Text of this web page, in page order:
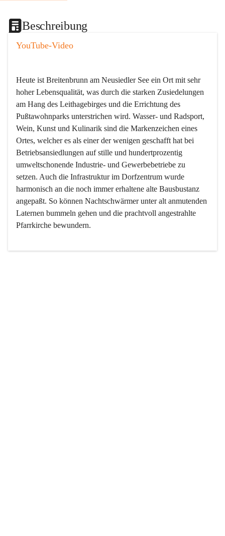
Beschreibung
YouTube-Video
Heute ist Breitenbrunn am Neusiedler See ein Ort mit sehr
hoher Lebensqualität, was durch die starken Zusiedelungen
am Hang des Leithagebirges und die Errichtung des
Pußtawohnparks unterstrichen wird. Wasser- und Radsport,
Wein, Kunst und Kulinarik sind die Markenzeichen eines
Ortes, welcher es als einer der wenigen geschafft hat bei
Betriebsansiedlungen auf stille und hundertprozentig
umweltschonende Industrie- und Gewerbebetriebe zu
setzen. Auch die Infrastruktur im Dorfzentrum wurde
harmonisch an die noch immer erhaltene alte Bausbustanz
angepaßt. So können Nachtschwärmer unter alt anmutenden
Laternen bummeln gehen und die prachtvoll angestrahlte
Pfarrkirche bewundern.
Der Weinbau dominert heute nicht mehr, ist aber integrativer